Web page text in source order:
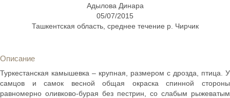
Адылова Динара
05/07/2015
Ташкентская область, среднее течение р. Чирчик
Описание
Туркестанская камышевка – крупная, размером с дрозда, птица. У
самцов и самок весной общая окраска спинной стороны
равномерно оливково-бурая без пестрин, со слабым рыжеватым